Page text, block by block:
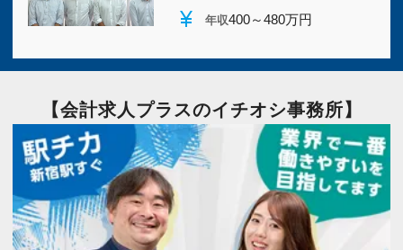
currency_yen 年収400～480万円
【会計求人プラスのイチオシ事務所】